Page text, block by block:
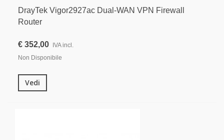
DrayTek Vigor2927ac Dual-WAN VPN Firewall
Router
€ 352,00
IVA incl.
Non Disponibile
Vedi